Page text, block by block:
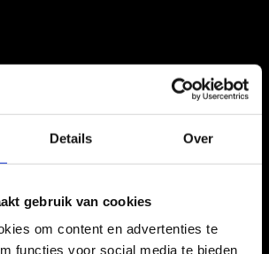
Details Over
gebruik van cookies
om content en advertenties te
functies voor social media te bieden